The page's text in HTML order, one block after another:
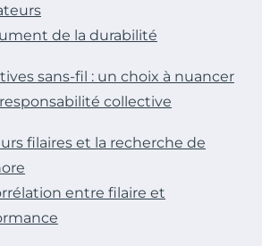
de la durabilité
sans-fil : un choix à nuancer
collective
filaires et la recherche de
entre filaire et